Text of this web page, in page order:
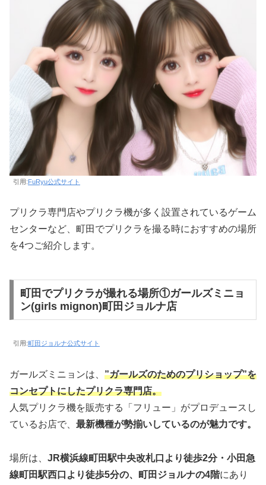
引用:FuRyu公式サイト
プリクラ専門店やプリクラ機が多く設置されているゲーム
センターなど、町田でプリクラを撮る時におすすめの場所
を4つご紹介します。
町田でプリクラが撮れる場所①ガールズミニョ
ン(girls mignon)町田ジョルナ店
引用:町田ジョルナ公式サイト
ガールズミニョンは、 ”ガールズのためのプリショップ”を
コンセプトにしたプリクラ専門店。
人気プリクラ機を販売する「フリュー」がプロデュースし
ているお店で、 最新機種が勢揃いしているのが魅力です。
場所は、 JR横浜線町田駅中央改札口より徒歩2分・小田急
線町田駅西口より徒歩5分の、町田ジョルナの4階にあり